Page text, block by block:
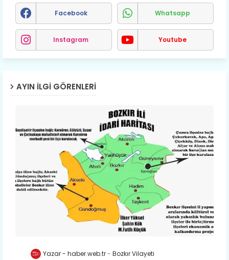
Facebook Whatsapp
Instagram Youtube
AYIN İLGI GÖRENLERI
Yazar - haber.web.tr Bozkır Vilayeti